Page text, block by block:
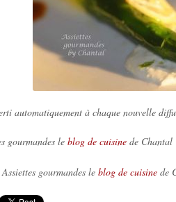
automatiquement à chaque nouvelle
gourmandes le blog de cuisinede Chantal
gourmandes le blog de cuisinede